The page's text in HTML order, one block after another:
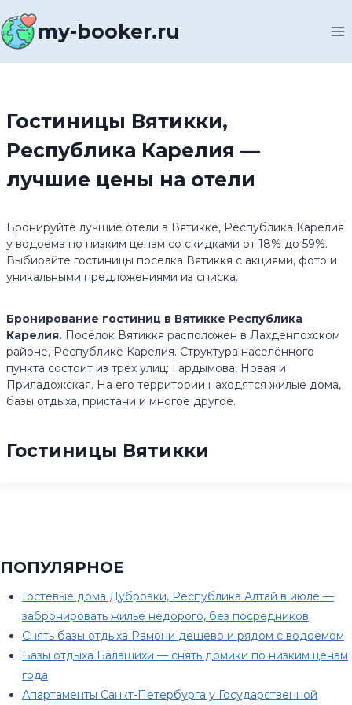
к
содержимомуmy-booker.ru
Гостиницы Вятикки,
Республика Карелия —
лучшие цены на отели
Бронируйте лучшие отели в Вятикке, Республика Карелия
у водоема по низким ценам со скидками от 18% до 59%.
Выбирайте гостиницы поселка Вятиккя с акциями, фото и
уникальными предложениями из списка.
Бронирование гостиниц в Вятикке Республика
Карелия. Посёлок Вятиккя расположен в Лахденпохском
районе, Республике Карелия. Структура населённого
пункта состоит из трёх улиц: Гардымова, Новая и
Приладожская. На его территории находятся жилые дома,
базы отдыха, пристани и многое другое.
Гостиницы Вятикки
ПОПУЛЯРНОЕ
Гостевые дома Дубровки, Республика Алтай в июле —
забронировать жилье недорого, без посредников
Снять базы отдыха Рамони дешево и рядом с водоемом
Базы отдыха Балашихи — снять домики по низким ценам
года
Апартаменты Санкт-Петербурга у Государственной